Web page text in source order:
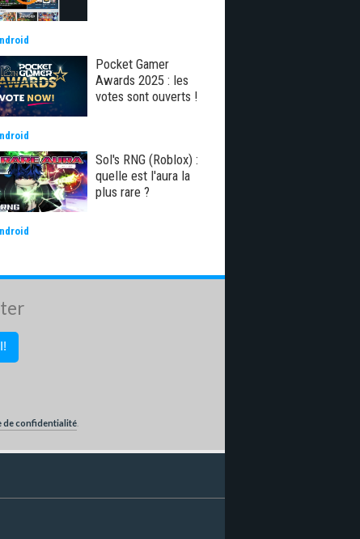
Pocket Gamer
Awards 2025 : les
votes sont ouverts !
Sol's RNG (Roblox) :
quelle est l'aura la
plus rare ?
de confidentialité